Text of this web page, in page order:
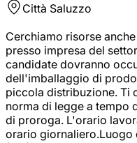
Città Saluzzo
Cerchiamo risorse
presso impresa del
candidate dovranno
dell'imballaggio di
piccola distribuzione. Ti
norma di legge a tempo
di proroga. L'orario
orario giornaliero.Luogo